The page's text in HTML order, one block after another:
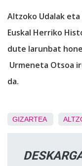
Altzoko Udalak
Euskal Herriko
dute larunbat
Urmeneta Otsoa
da.
GIZARTEA